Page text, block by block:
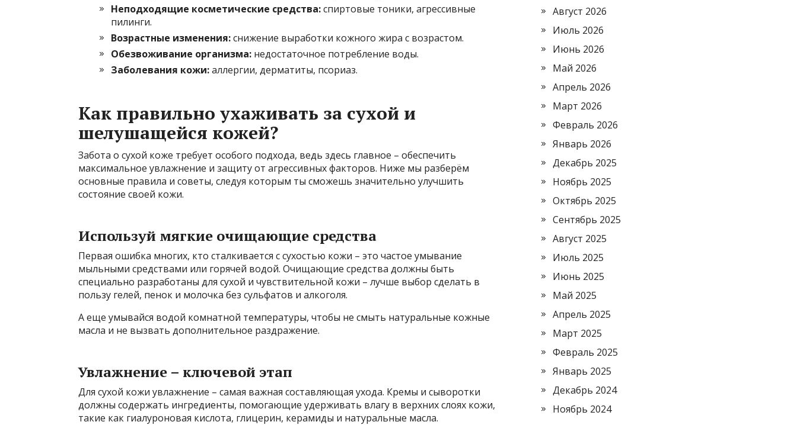
Неподходящие косметические средства:спиртовые тоники, агрессивные
пилинги.
Возрастные изменения:снижение выработки кожного жира с возрастом.
Обезвоживание организма: недостаточное потребление воды.
Заболевания кожи:аллергии, дерматиты, псориаз.
Как правильно ухаживать за сухой и
шелушащейся кожей?
Забота о сухой коже требует особого подхода, ведь здесь главное – обеспечить
максимальное увлажнение и защиту от агрессивных факторов. Ниже мы разберём
основные правила и советы, следуя которым ты сможешь значительно улучшить
состояние своей кожи.
Используй мягкие очищающие средства
Первая ошибка многих, кто сталкивается с сухостью кожи – это частое умывание
мыльными средствами или горячей водой. Очищающие средства должны быть
специально разработаны для сухой и чувствительной кожи – лучше выбор сделать в
пользу гелей, пенок и молочка без сульфатов и алкоголя.
А еще умывайся водой комнатной температуры, чтобы не смыть натуральные кожные
масла и не вызвать дополнительное раздражение.
Увлажнение – ключевой этап
Для сухой кожи увлажнение – самая важная составляющая ухода. Кремы и сыворотки
должны содержать ингредиенты, помогающие удерживать влагу в верхних слоях кожи,
такие как гиалуроновая кислота, глицерин, керамиды и натуральные масла.
Август 2026
Июль 2026
Июнь 2026
Май 2026
Апрель 2026
Март 2026
Февраль 2026
Январь 2026
Декабрь 2025
Ноябрь 2025
Октябрь 2025
Сентябрь 2025
Август 2025
Июль 2025
Июнь 2025
Май 2025
Апрель 2025
Март 2025
Февраль 2025
Январь 2025
Декабрь 2024
Ноябрь 2024